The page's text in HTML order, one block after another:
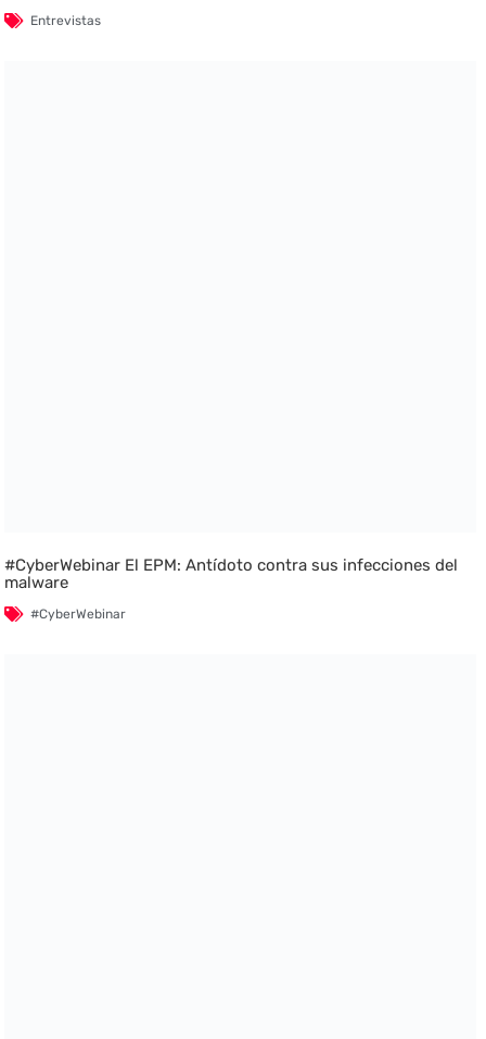
Entrevistas
#CyberWebinar El EPM: Antídoto contra sus infecciones del
malware
#CyberWebinar